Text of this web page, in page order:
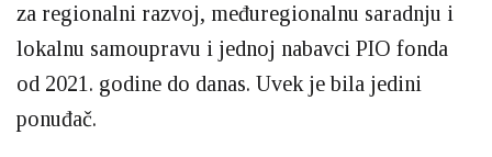
za regionalni razvoj, međuregionalnu saradnju i
lokalnu samoupravu i jednoj nabavci PIO fonda
od 2021. godine do danas. Uvek je bila jedini
ponuđač.